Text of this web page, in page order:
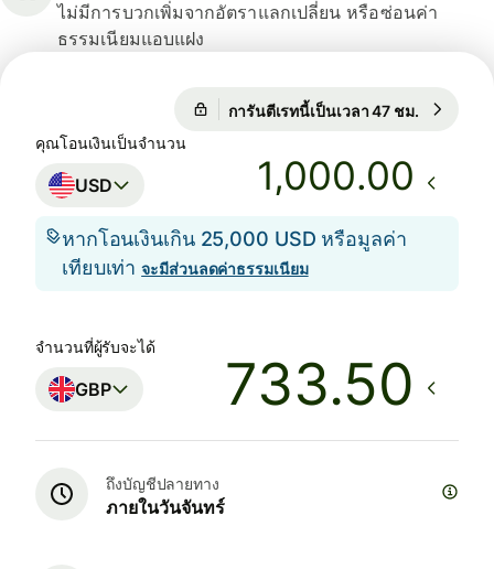
ไม่มีการบวกเพิ่มจากอัตราแลกเปลี่ยน หรือซ่อนค่า
ธรรมเนียมแอบแฝง
การันตีเรทนี้เป็นเวลา 47 ชม.
การันตีเรทนี้เป็นเวลา 47 ชม.
คุณโอนเงินเป็นจำนวน
USD .00
หากโอนเงินเกิน 25,000 USD หรือมูลค่า
เทียบเท่าจะมีส่วนลดค่าธรรมเนียม
จำนวนที่ผู้รับจะได้
GBP
ถึงบัญชีปลายทาง
ภายในวันจันทร์